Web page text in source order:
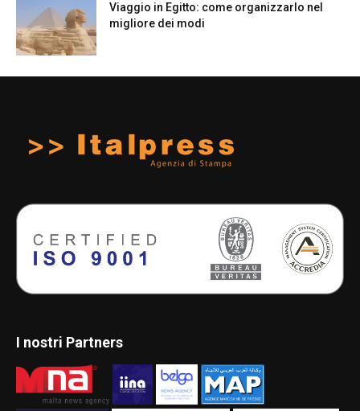
Viaggio in Egitto: come organizzarlo nel
migliore dei modi
I nostri Partners